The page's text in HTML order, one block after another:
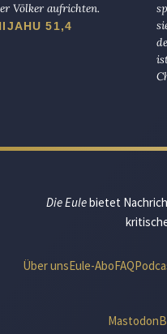
Völker aufrichten.
51,4
Die Eulebietet
Über unsEule-AboFAQ
Mastodon